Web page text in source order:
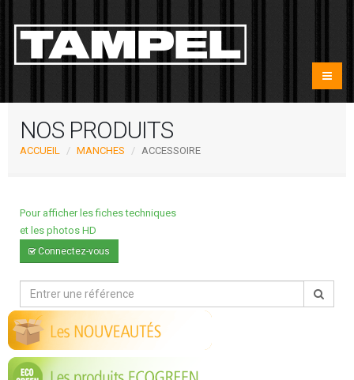
NOS PRODUITS
ACCUEIL MANCHES ACCESSOIRE
Pour afficher les fiches techniques
et les photos HD
Connectez-vous